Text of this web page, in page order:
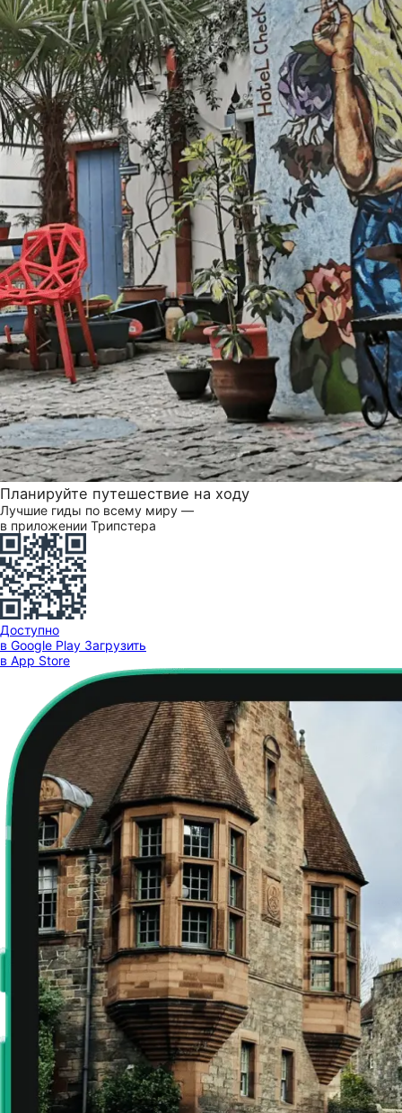
Планируйте путешествие на ходу
Лучшие гиды по всему миру —
в приложении Трипстера
Доступно
в Google Play Загрузить
в App Store